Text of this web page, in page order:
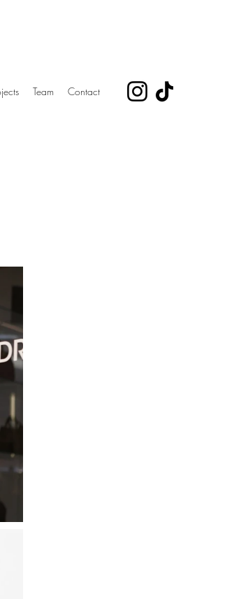
Team Contact